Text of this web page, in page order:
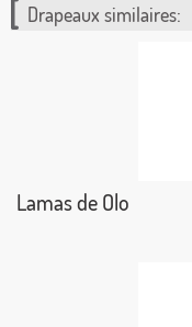
Drapeaux similaires:
Lamas de Olo